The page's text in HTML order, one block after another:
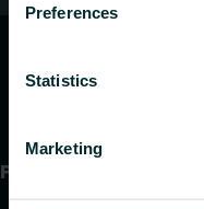
Preferences
Statistics
Marketing
Produkter